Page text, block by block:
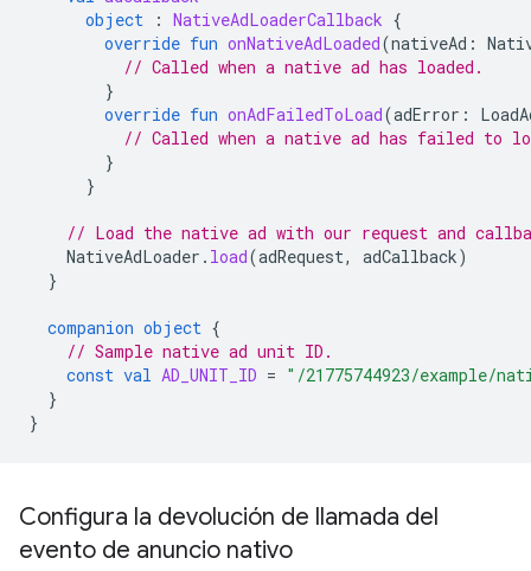
object
: NativeAdLoaderCallback {
override fun onNativeAdLoaded(nativeAd :
// Called when a native ad has loaded.
}
override fun onAdFailedToLoad(adError :
// Called when a native ad has failed to
}
}
// Load the native ad with our request and
NativeAdLoader . load(adRequest, adCallback)
}
companion object {
// Sample native ad unit ID.
const val AD_UNIT_ID = "/21775744923/example/
}
}
Configura la devolución de llamada del
evento de anuncio nativo